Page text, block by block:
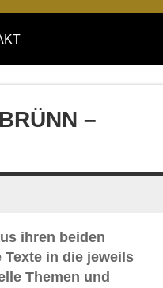
–
ihren beiden
in die jeweils
Themen und